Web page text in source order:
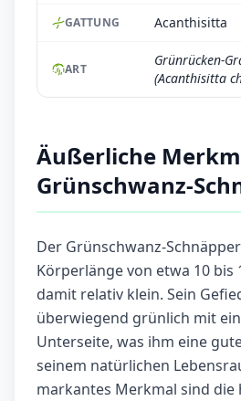
GATTUNG Acanthisitta
ART
Grünrücken-
(Acanthisitta
Äußerliche
Grünschwanz-
Der Grünschwanz-
Körperlänge von etwa 10 bis
damit relativ klein. Sein
überwiegend grünlich mit
Unterseite, was ihm eine
seinem natürlichen
markantes Merkmal sind die